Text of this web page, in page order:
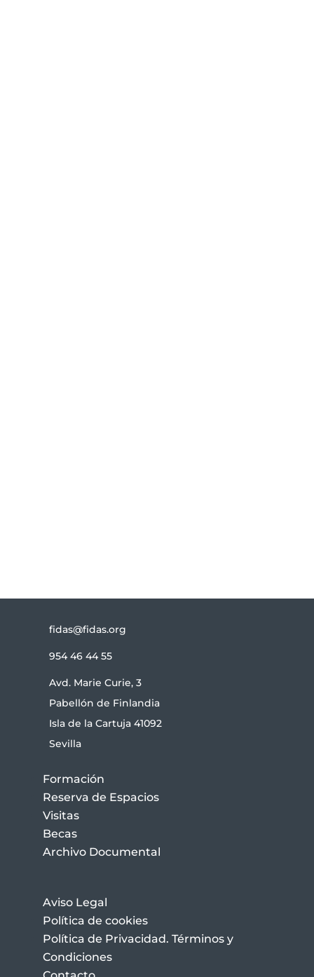
fidas@fidas.org
954 46 44 55
Avd. Marie Curie, 3
Pabellón de Finlandia
Isla de la Cartuja 41092
Sevilla
Formación
Reserva de Espacios
Visitas
Becas
Archivo Documental
Aviso Legal
Política de cookies
Política de Privacidad. Términos y
Condiciones